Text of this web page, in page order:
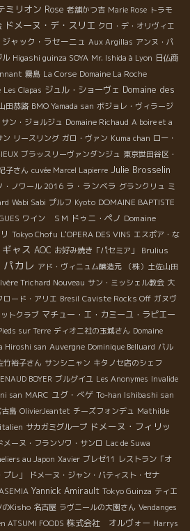
ミリオン Rose 老舗かつ吉 Marie Rose トラモ
ドメーヌ・デ・スリエ クロ・デ・オリヴィエ
ャック・ラセーニュ Aux Argillas アンヌ・パ
ル Higashi guinza SOYA Mr. Ishida à Lyon 日仏商
霧島 La Corse Domaine La Roche
Les Clapas ジュル・ショーヴェ Domaine des
田恭路 BMO Yamada san ボジョレ・ヴィラージ
ン・ジョルジュ Domaine Richaud A boire et a
ン リースリング ガロ・ヴァン Kuma chan ロー・
ブラッスリーヴァンダンジュ 東京世田谷区・
子さん cuvée Marcel Lapierre Julie Brosselin
・ノワール 2016 ラ・ランベラ グランクリュ ミ
Wabi Sabi プルフ Kyoto DOMAINE BAPTISTE
ワイン ＳＭ ドゥニ・ペノ Domaine
Tokyo Chofu L'OPERA DES VINS エスポア・な
ャス AOC お好み焼き「パセミア」
Brulius
カレ アド・ヴィニュム醸造元
（株）土佐山田
Trichard Nouveau サン・ミッシェル教会 大
ロード・アリエ Bresil Caviste Rocks Off ガヌヴ
トクラブ マチュー・エ・カミーユ・ラピエー
sur Terre ディオニ社の玉城さん Domaine
Hiroshi san Auvergne Dominique Belluard バル
竹裕子さん サンシニャン キタノセ店のシェフ
BOYER ブルグイユ Les Anonymes Invalide
san MARC ユグ・べゲ To-han Ishibashi san
古島 OlivierJeantet チーズフォンデュ Mathilde
サカガミグループ ドメーヌ・フィリッ
メーヌ・フランソワ・サンロ Lac de Suwa
au Japon Xavier ブレゼ11 レストラン「オ
レ」
ドメーヌ・ジャン・バティスト・セナ
Yannick Amirault Tokyo Guinza ティエ
のKisho 名古屋 ラヴニールの大園さん Vendanges
ATSUMI FOODS 株式会社 オルヴォー Harrys